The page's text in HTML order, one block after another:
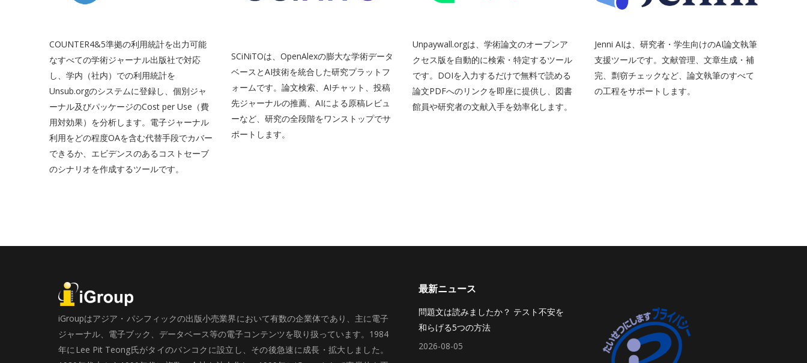
COUNTER4&5準拠の利用統計を出力可能
なすべての学術ジャーナル出版社で対応
し、学内（社内）での利用統計を
Unsub.orgのシステムに登録し、個別ジャ
ーナル及びパッケージのCost per Use（費
用対効果）を分析します。電子ジャーナル
利用をどの程度OAを含む代替手段でカバー
できるか、エビデンスのあるコストセーブ
のシナリオを作成するツールです。
SCiNiTOは、OpenAlexの膨大な学術データ
ベースとAI技術を統合した研究プラットフ
ォームです。論文検索、AIチャット、投稿
先ジャーナルの推薦、AIによる原稿レビュ
ーなど、研究の全段階をワンストップでサ
ポートします。
Unpaywall.orgは、学術論文のオープンア
クセス版を自動的に検索・特定するツール
です。DOIを入力するだけで無料で読める
論文PDFへのリンクを即座に提供し、図書
館員や研究者の文献入手を効率化します。
Jenni AIは、研究者・学生向けのAI論文執筆
支援ツールです。文献管理、文章生成・補
完、剽窃チェックなど、論文執筆のすべて
の工程をサポートします。
iGroupはアジア・パシフィックの出版小売業界において有数の企業体であり、主に電子
ジャーナル、電子ブック、データベース等の電子コンテンツを取り扱っています。1984
年にLee Pit Teong氏がタイのバンコクに設立し、その後急速に成長・拡大しました。
最新ニュース
問題文は読みましたか？ テスト不安を
和らげる5つの方法
2026-08-05